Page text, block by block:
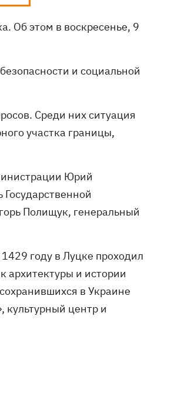
Об этом в воскресенье, 9
и социальной
Среди них ситуация
участка границы,
Юрий
Полищук, генеральный
году в Луцке проходил
архитектуры и истории
в Украине
культурный центр и